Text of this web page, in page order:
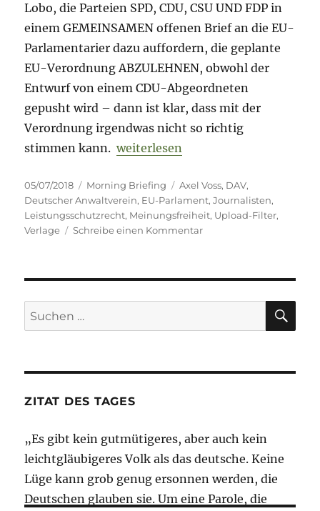
Lobo, die Parteien SPD, CDU, CSU UND FDP in
einem GEMEINSAMEN offenen Brief an die EU-
Parlamentarier dazu auffordern, die geplante
EU-Verordnung ABZULEHNEN, obwohl der
Entwurf von einem CDU-Abgeordneten
gepusht wird – dann ist klar, dass mit der
Verordnung irgendwas nicht so richtig
stimmen kann.„Morning Briefing – 5. Juli 2018 –
weiterlesen
Veröffentlicht
am
05/07/2018 Kategorien
Morning Briefing Schlagwörter
Axel Voss, DAV,
Deutscher Anwaltverein, EU-Parlament,Journalisten,
Leistungsschutzrecht, Meinungsfreiheit, Upload-Filter,
Verlage
Schreibe einen Kommentarzu
Juli
–
Suche
nach:
ZITAT DES TAGES
„Es gibt kein gutmütigeres, aber auch kein
leichtgläubigeres Volk als das deutsche. Keine
Lüge kann grob genug ersonnen werden, die
Deutschen glauben sie. Um eine Parole, die